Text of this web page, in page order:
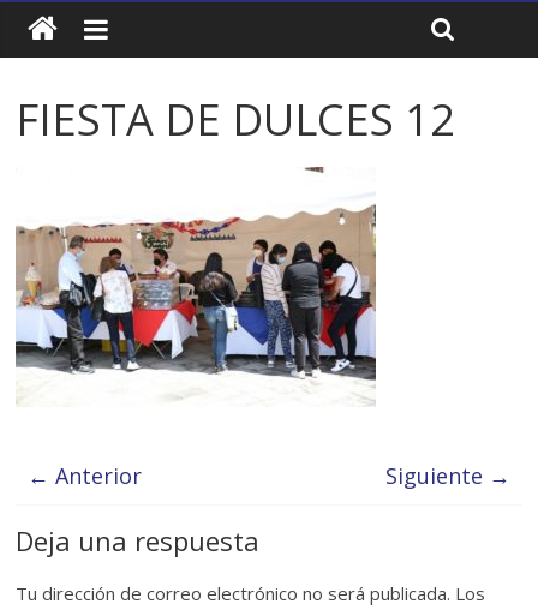
FIESTA DE DULCES 12
← Anterior Siguiente →
Deja una respuesta
Tu dirección de correo electrónico no será publicada. Los